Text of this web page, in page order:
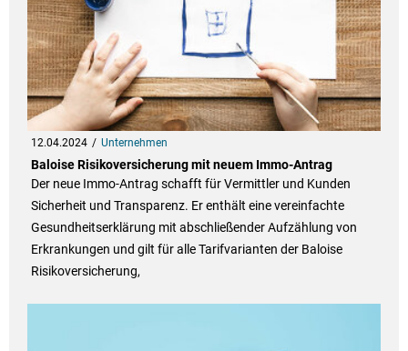
12.04.2024 Unternehmen
Baloise Risikoversicherung mit neuem Immo-Antrag
Der neue Immo-Antrag schafft für Vermittler und Kunden
Sicherheit und Transparenz. Er enthält eine vereinfachte
Gesundheitserklärung mit abschließender Aufzählung von
Erkrankungen und gilt für alle Tarifvarianten der Baloise
Risikoversicherung,